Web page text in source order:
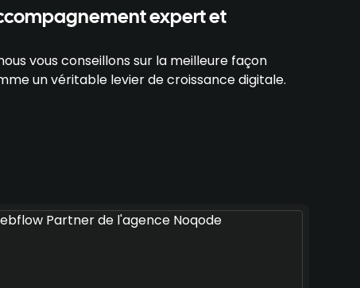
expert et
vous conseillons sur la meilleure façon
un véritable levier de croissance digitale.